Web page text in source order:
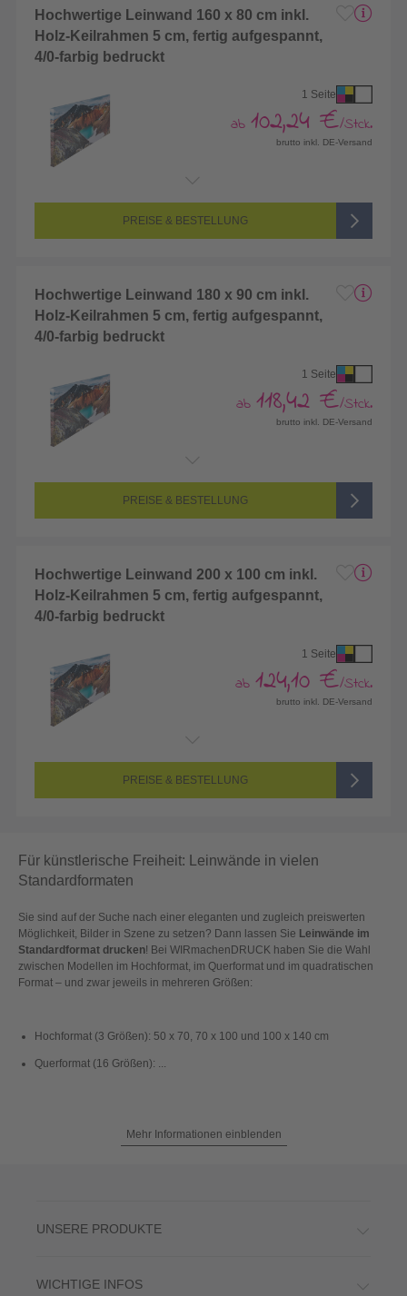
Hochwertige Leinwand 160 x 80 cm inkl.
Holz-Keilrahmen 5 cm, fertig aufgespannt,
4/0-farbig bedruckt
1 Seite
ab 102,24 €/Stck.
brutto inkl. DE-Versand
Seitenanzahl: 1-seitig (Vorderseite bedruckt, Rückseite unbedruckt)
4/0-farbig CMYK (vollfarbig bedruckt)
PREISE & BESTELLUNG
Hochwertige Leinwand 180 x 90 cm inkl.
Holz-Keilrahmen 5 cm, fertig aufgespannt,
4/0-farbig bedruckt
1 Seite
ab 118,42 €/Stck.
brutto inkl. DE-Versand
Seitenanzahl: 1-seitig (Vorderseite bedruckt, Rückseite unbedruckt)
4/0-farbig CMYK (vollfarbig bedruckt)
PREISE & BESTELLUNG
Hochwertige Leinwand 200 x 100 cm inkl.
Holz-Keilrahmen 5 cm, fertig aufgespannt,
4/0-farbig bedruckt
1 Seite
ab 124,10 €/Stck.
brutto inkl. DE-Versand
Seitenanzahl: 1-seitig (Vorderseite bedruckt, Rückseite unbedruckt)
4/0-farbig CMYK (vollfarbig bedruckt)
PREISE & BESTELLUNG
Für künstlerische Freiheit: Leinwände in vielen
Standardformaten
Sie sind auf der Suche nach einer eleganten und zugleich preiswerten
Möglichkeit, Bilder in Szene zu setzen? Dann lassen Sie Leinwände im
Standardformat drucken! Bei WIRmachenDRUCK haben Sie die Wahl
zwischen Modellen im Hochformat, im Querformat und im quadratischen
Format – und zwar jeweils in mehreren Größen:
Hochformat (3 Größen): 50 x 70, 70 x 100 und 100 x 140 cm
Querformat (16 Größen): ...
Mehr Informationen einblenden
UNSERE PRODUKTE
WICHTIGE INFOS